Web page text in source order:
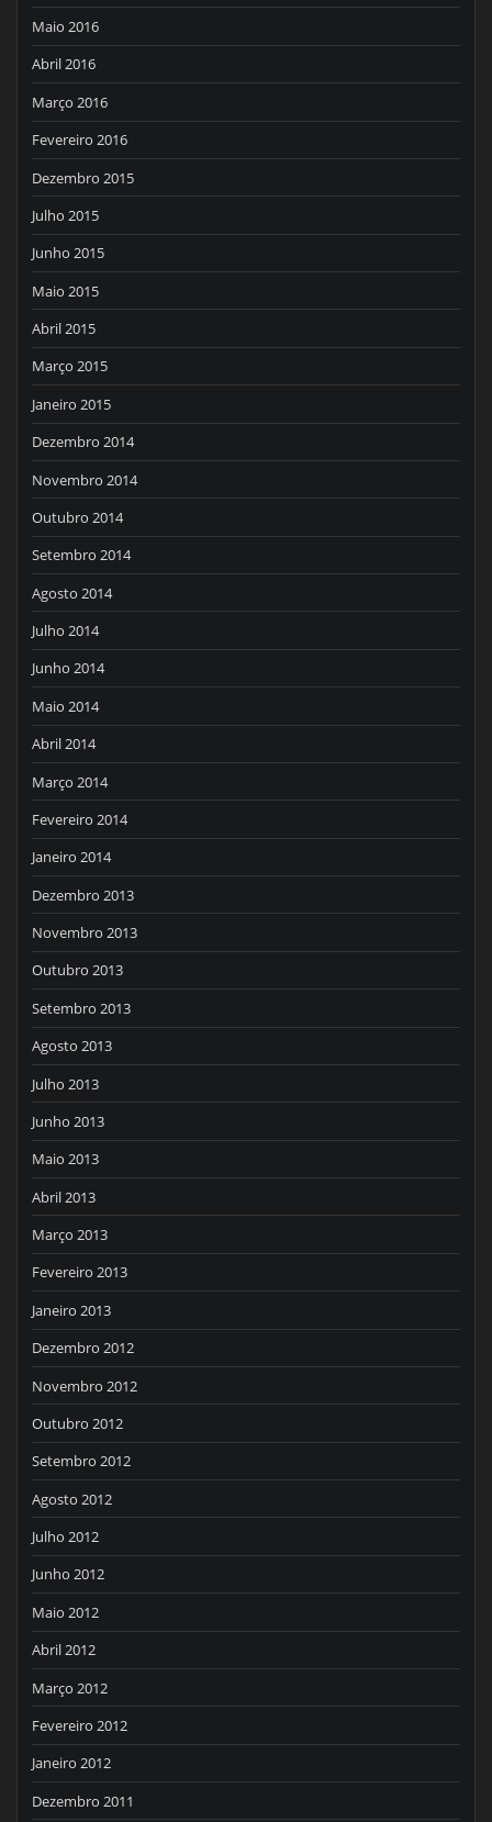
Maio 2016
Abril 2016
Março 2016
Fevereiro 2016
Dezembro 2015
Julho 2015
Junho 2015
Maio 2015
Abril 2015
Março 2015
Janeiro 2015
Dezembro 2014
Novembro 2014
Outubro 2014
Setembro 2014
Agosto 2014
Julho 2014
Junho 2014
Maio 2014
Abril 2014
Março 2014
Fevereiro 2014
Janeiro 2014
Dezembro 2013
Novembro 2013
Outubro 2013
Setembro 2013
Agosto 2013
Julho 2013
Junho 2013
Maio 2013
Abril 2013
Março 2013
Fevereiro 2013
Janeiro 2013
Dezembro 2012
Novembro 2012
Outubro 2012
Setembro 2012
Agosto 2012
Julho 2012
Junho 2012
Maio 2012
Abril 2012
Março 2012
Fevereiro 2012
Janeiro 2012
Dezembro 2011